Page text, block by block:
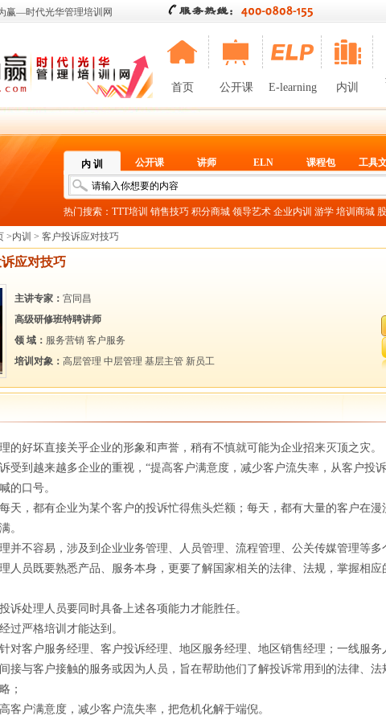
赢—时代光华管理培训网
首页 公开课 E-learning 内训
内 训 公开课 讲师 ELN 课程包 工具
热门搜索： TTT培训 销售技巧 积分商城 领导艺术 企业内训 游学 培训商城
>内训 > 客户投诉应对技巧
应对技巧
主讲专家： 宫同昌
高级研修班特聘讲师
领 域： 服务营销 客户服务
培训对象： 高层管理 中层管理 基层主管 新员工
的好坏直接关乎企业的形象和声誉，稍有不慎就可能为企业招来灭顶之灾。
受到越来越多企业的重视，“提高客户满意度，减少客户流失率，从客户投
的口号。
天，都有企业为某个客户的投诉忙得焦头烂额；每天，都有大量的客户在漫
。
并不容易，涉及到企业业务管理、人员管理、流程管理、公关传媒管理等多
人员既要熟悉产品、服务本身，更要了解国家相关的法律、法规，掌握相
诉处理人员要同时具备上述各项能力才能胜任。
过严格培训才能达到。
对客户服务经理、客户投诉经理、地区服务经理、地区销售经理；一线服务
接与客户接触的服务或因为人员，旨在帮助他们了解投诉常用到的法律、
；
客户满意度，减少客户流失率，把危机化解于端倪。